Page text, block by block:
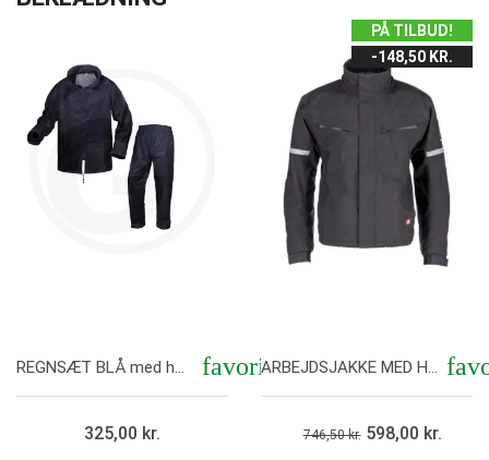
REGNSÆT BLÅ med hætte i krave og elastik i talje
325,00 kr.
favorite ARBEJDSJAKKE MED HÆTTE OG REFLEKS
746,50 kr. 598,00 kr.
PÅ TILBUD!
-148,50 KR.